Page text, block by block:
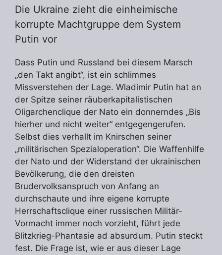
Die Ukraine zieht die einheimische
korrupte Machtgruppe dem System
Putin vor
Dass Putin und Russland bei diesem Marsch
„den Takt angibt“, ist ein schlimmes
Missverstehen der Lage. Wladimir Putin hat an
der Spitze seiner räuberkapitalistischen
Oligarchenclique der Nato ein donnerndes „Bis
hierher und nicht weiter“ entgegengerufen.
Selbst dies verhallt im Knirschen seiner
„militärischen Spezialoperation“. Die Waffenhilfe
der Nato und der Widerstand der ukrainischen
Bevölkerung, die den dreisten
Brudervolksanspruch von Anfang an
durchschaute und ihre eigene korrupte
Herrschaftsclique einer russischen Militär-
Vormacht immer noch vorzieht, führt jede
Blitzkrieg-Phantasie ad absurdum. Putin steckt
fest. Die Frage ist, wie er aus dieser Lage